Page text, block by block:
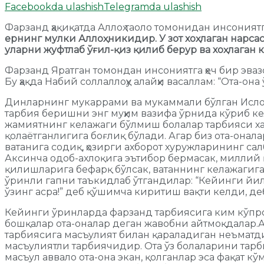
Facebookda ulashishTelegramda ulashish
Фарзанд ҳақиқатда Аллоҳ таоло томонидан
ернинг мулки Аллоҳникидир. У зот хоҳлаган
уларни жуфтлаб ўғил-қиз қилиб берур ва хоҳлаган
Фарзанд Яратган томондан инсониятга ҳеч бир
Бу ҳақда Набий соллаллоҳу алайҳи васаллам: “Ота-
Динларнинг мукаррами ва мукаммали бўлган
тарбия беришни энг муҳим вазифа ўрнида кўриб
жамиятнинг келажаги бўлмиш болалар тарбияси
қолаётганлигига боғлиқ бўлади. Агар биз ота-
ватанига содиқ, ҳозирги ахборот хуружларининг
Аксинча одоб-ахлоқига эътибор бермасак,
қилишларига бефарқ бўлсак, ватаннинг
ўринли гапни таъкидлаб ўтгандилар: “Кейинги
ўзинг асра!” деб қўшимча киритиш вақти келди,
Кейинги ўринларда фарзанд тарбиясига ким
бошқалар ота-оналар деган жавобни
тарбиясига масъулият билан қараладиган
масъулиятли тарбиячидир. Ота ўз болаларини
масъул аввало ота-она экан, қолганлар эса фақат